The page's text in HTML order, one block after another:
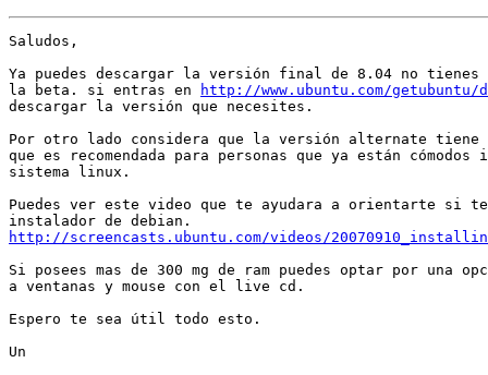
Saludos,
Ya puedes descargar la versión final de 8.04 no
la beta. si entras en
http://www.ubuntu.com/getubuntu/
descargar la versión que necesites.
Por otro lado considera que la versión alternate tiene
que es recomendada para personas que ya están cómodos
sistema linux.
Puedes ver este video que te ayudara a orientarte si
http://screencasts.ubuntu.com/videos/
Si posees mas de 300 mg de ram puedes optar por una
a ventanas y mouse con el live cd.
Espero te sea útil todo esto.
Un